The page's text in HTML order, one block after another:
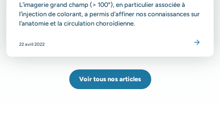
L’imagerie grand champ (> 100°), en particulier associée à
l’injection de colorant, a permis d’affiner nos connaissances sur
l’anatomie et la circulation choroïdienne.
22 avril 2022
Voir tous nos articles